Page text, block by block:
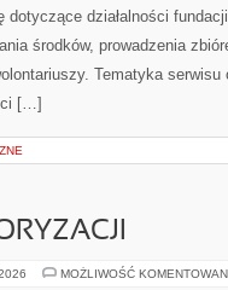
dotyczące działalności
środków, prowadzenia
Tematyka
[…]
MOŻLIWOŚĆ